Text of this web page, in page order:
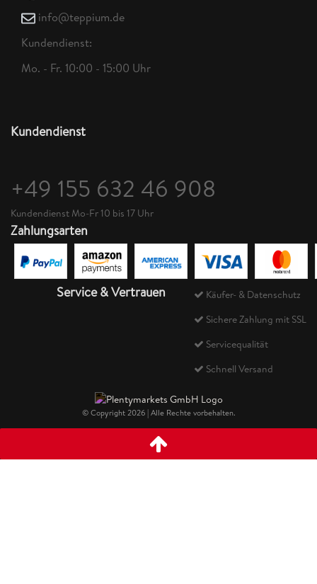
info@teppium.de
Kundendienst:
Mo. - Fr. 10:00 - 15:00 Uhr
Kundendienst
+49 155 632 46 908
Kundendienst Mo-Fr 10 bis 17 Uhr
Zahlungsarten
Service & Vertrauen
Käufer- & Datenschutz
Sichere Zahlung mit SSL
Servicequalität
Schnell Versand
© Copyright 2026 | Alle Rechte vorbehalten.